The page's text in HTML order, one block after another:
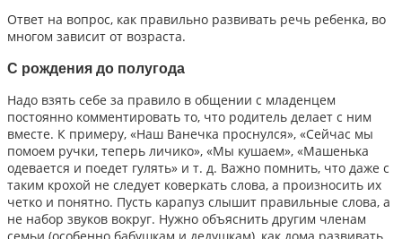
Ответ на вопрос, как правильно развивать речь ребенка, во
многом зависит от возраста.
С рождения до полугода
Надо взять себе за правило в общении с младенцем
постоянно комментировать то, что родитель делает с ним
вместе. К примеру, «Наш Ванечка проснулся», «Сейчас мы
помоем ручки, теперь личико», «Мы кушаем», «Машенька
одевается и поедет гулять» и т. д. Важно помнить, что даже с
таким крохой не следует коверкать слова, а произносить их
четко и понятно. Пусть карапуз слышит правильные слова, а
не набор звуков вокруг. Нужно объяснить другим членам